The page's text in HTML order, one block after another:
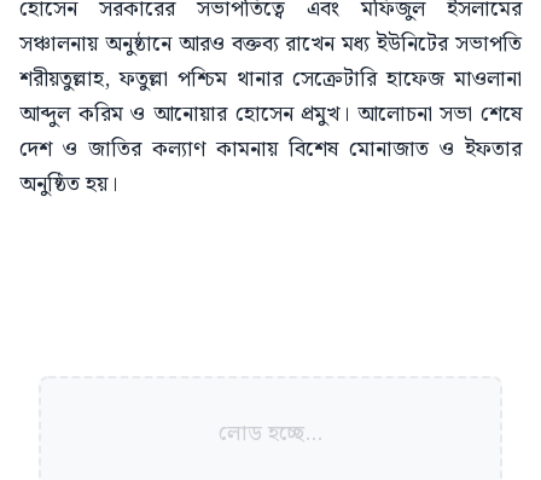
হোসেন সরকারের সভাপতিত্বে এবং মফিজুল ইসলামের
সঞ্চালনায় অনুষ্ঠানে আরও বক্তব্য রাখেন মধ্য ইউনিটের সভাপতি
শরীয়তুল্লাহ, ফতুল্লা পশ্চিম থানার সেক্রেটারি হাফেজ মাওলানা
আব্দুল করিম ও আনোয়ার হোসেন প্রমুখ। আলোচনা সভা শেষে
দেশ ও জাতির কল্যাণ কামনায় বিশেষ মোনাজাত ও ইফতার
অনুষ্ঠিত হয়।
লোড হচ্ছে...